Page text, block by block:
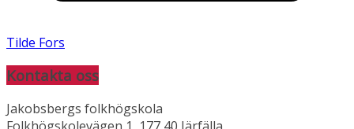
Tilde Fors
Kontakta oss
Jakobsbergs folkhögskola